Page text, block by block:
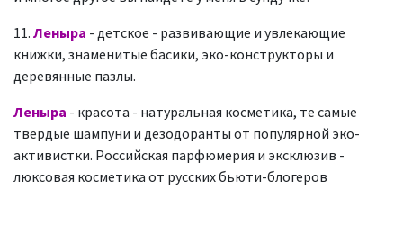
11. Леныра - детское - развивающие и увлекающие
книжки, знаменитые басики, эко-конструкторы и
деревянные пазлы.
Леныра - красота - натуральная косметика, те самые
твердые шампуни и дезодоранты от популярной эко-
активистки. Российская парфюмерия и эксклюзив -
люксовая косметика от русских бьюти-блогеров